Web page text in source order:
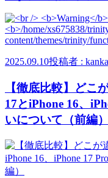
2025.09.10投稿者 :
【徹底比較】ど
17とiPhone 16、
いについて（前編）